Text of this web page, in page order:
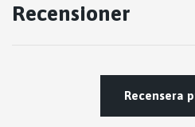
Recensioner
Recensera